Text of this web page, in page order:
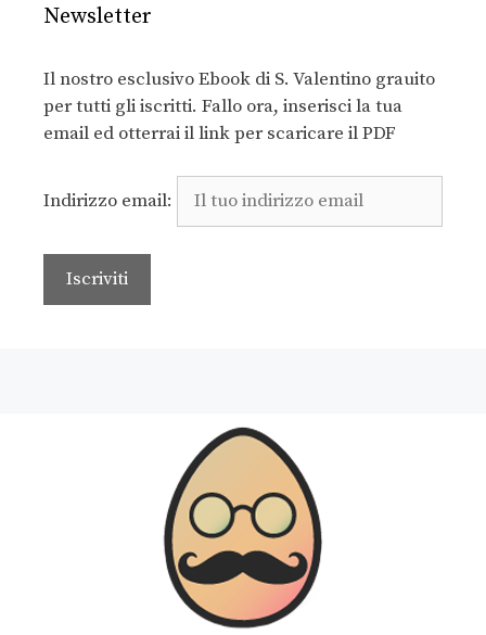
Newsletter
Il nostro esclusivo Ebook di S. Valentino grauito
per tutti gli iscritti. Fallo ora, inserisci la tua
email ed otterrai il link per scaricare il PDF
Indirizzo email: